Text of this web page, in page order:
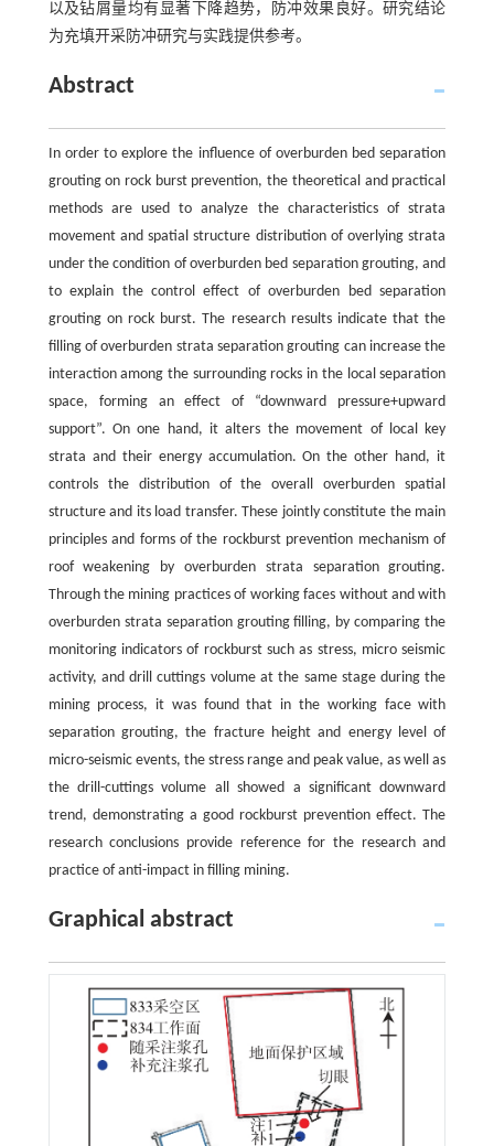
以及钻屑量均有显著下降趋势，防冲效果良好。研究结论
为充填开采防冲研究与实践提供参考。
Abstract
In order to explore the influence of overburden bed separation
grouting on rock burst prevention, the theoretical and practical
methods are used to analyze the characteristics of strata
movement and spatial structure distribution of overlying strata
under the condition of overburden bed separation grouting, and
to explain the control effect of overburden bed separation
grouting on rock burst. The research results indicate that the
filling of overburden strata separation grouting can increase the
interaction among the surrounding rocks in the local separation
space, forming an effect of “downward pressure+upward
support”. On one hand, it alters the movement of local key
strata and their energy accumulation. On the other hand, it
controls the distribution of the overall overburden spatial
structure and its load transfer. These jointly constitute the main
principles and forms of the rockburst prevention mechanism of
roof weakening by overburden strata separation grouting.
Through the mining practices of working faces without and with
overburden strata separation grouting filling, by comparing the
monitoring indicators of rockburst such as stress, micro seismic
activity, and drill cuttings volume at the same stage during the
mining process, it was found that in the working face with
separation grouting, the fracture height and energy level of
micro-seismic events, the stress range and peak value, as well as
the drill-cuttings volume all showed a significant downward
trend, demonstrating a good rockburst prevention effect. The
research conclusions provide reference for the research and
practice of anti-impact in filling mining.
Graphical abstract